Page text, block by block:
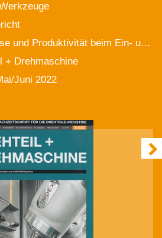
Produktivität beim Ein- und Abstechen optimieren
+ Drehmaschine
Juni 2022